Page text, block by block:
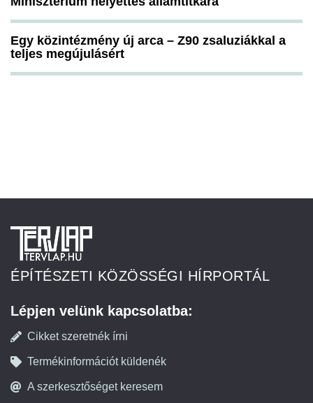
Egy közintézmény új arca – Z90 zsaluziákkal a
teljes megújulásért
ÉPÍTÉSZETI KÖZÖSSÉGI HÍRPORTÁL
Lépjen velünk kapcsolatba:
Cikket szeretnék írni
Termékinformációt küldenék
A szerkesztőséget keresem